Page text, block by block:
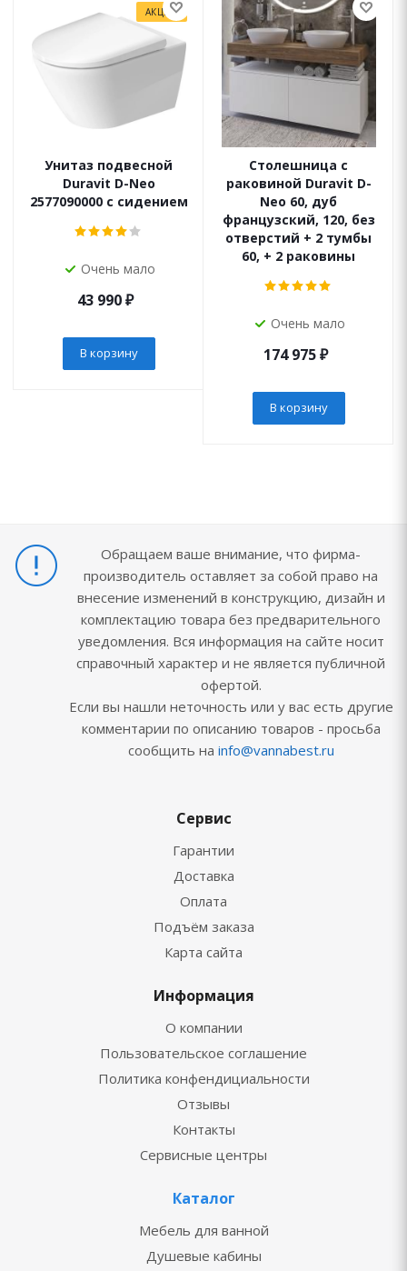
АКЦИЯ
Унитаз подвесной
Duravit D-Neo
2577090000 с сидением
Очень мало
43 990₽
В корзину
Столешница с
раковиной Duravit D-
Neo 60, дуб
французский, 120, без
отверстий + 2 тумбы
60, + 2 раковины
Очень мало
174 975₽
В корзину
Обращаем ваше внимание, что фирма-
производитель оставляет за собой право на
внесение изменений в конструкцию, дизайн и
комплектацию товара без предварительного
уведомления. Вся информация на сайте носит
справочный характер и не является публичной
офертой.
Если вы нашли неточность или у вас есть другие
комментарии по описанию товаров - просьба
сообщить на info@vannabest.ru
Сервис
Гарантии
Доставка
Оплата
Подъём заказа
Карта сайта
Информация
О компании
Пользовательское соглашение
Политика конфендициальности
Отзывы
Контакты
Сервисные центры
Каталог
Мебель для ванной
Душевые кабины